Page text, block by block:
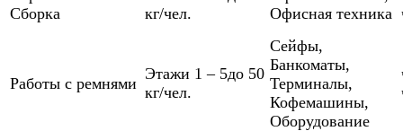
Сборка
кг/чел.
Офисная техника
Работы с ремнями
Этажи 1 – 5до 50
кг/чел.
Сейфы,
Банкоматы,
Терминалы,
Кофемашины,
Оборудование